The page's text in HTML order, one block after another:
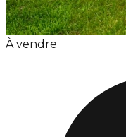
À vendre